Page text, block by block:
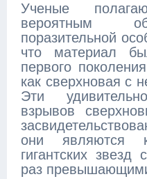
Ученые
вероятным
поразительной
что материал
первого
как сверхновая с
Эти
взрывов
они являются
гигантских
раз